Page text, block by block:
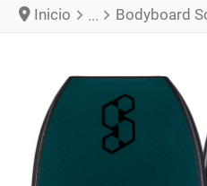
Inicio Bodyboard